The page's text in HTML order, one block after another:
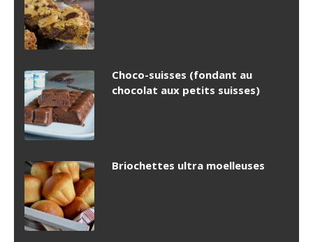
Choco-suisses (fondant au
chocolat aux petits suisses)
Briochettes ultra moelleuses